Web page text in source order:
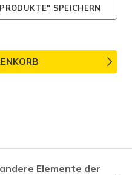
SPEICHERN
Elemente der